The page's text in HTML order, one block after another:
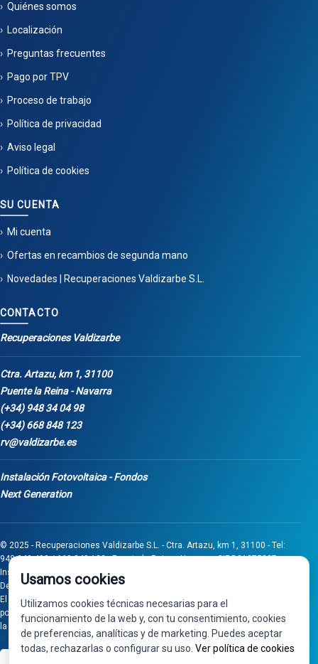
Quiénes somos
Localización
Preguntas frecuentes
Pago por TPV
Proceso de trabajo
Política de privacidad
Aviso legal
Política de cookies
SU CUENTA
Mi cuenta
Ofertas en recambios de segunda mano
Novedades | Recuperaciones Valdizarbe S.L.
CONTACTO
Recuperaciones Valdizarbe
Ctra. Artazu, km 1, 31100
Puente la Reina - Navarra
(+34) 948 34 04 98
(+34) 668 848 123
rv@valdizarbe.es
Instalación Fotovoltaica - Fondos
Next Generation
© 2025 - Recuperaciones Valdizarbe S.L. - Ctra. Artazu, km 1, 31100 - Tel:
948 340 498 / 668 848 123 - Puente la Reina - Navarra - CIF B31275837.
Inscrita en el Registro Mercantil de Navarra, Tomo 32, Folio 75, Hoja 525.
Desarrollado porSeintosoft
El proyecto de inversión "0011-0558-2024-000008" ha sido subvencionado
por Gobierno de Navarra al amparo de la convocatoria de 2024 de Ayudas a
la inversión en pymes industriales
Usamos cookies
Utilizamos cookies técnicas necesarias para el
funcionamiento de la web y, con tu consentimiento, cookies
de preferencias, analíticas y de marketing. Puedes aceptar
todas, rechazarlas o configurar su uso. Ver política de cookies